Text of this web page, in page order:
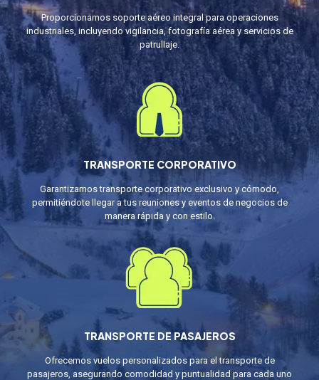
Proporcionamos soporte aéreo integral para operaciones
industriales, incluyendo vigilancia, fotografía aérea y servicios de
patrullaje.
TRANSPORTE CORPORATIVO
Garantizamos transporte corporativo exclusivo y cómodo,
permitiéndote llegar a tus reuniones y eventos de negocios de
manera rápida y con estilo.
TRANSPORTE DE PASAJEROS
Ofrecemos vuelos personalizados para el transporte de
pasajeros, asegurando comodidad y puntualidad para cada uno